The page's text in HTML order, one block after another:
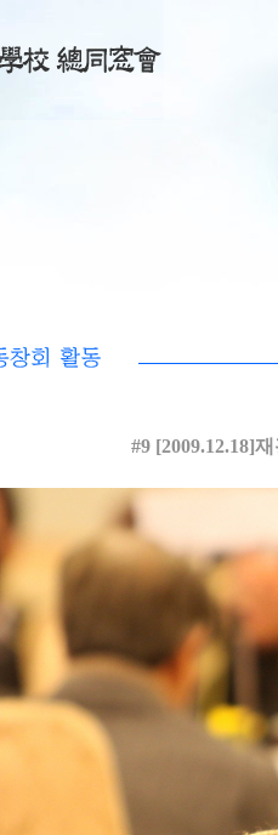
#9 [2009.12.18]